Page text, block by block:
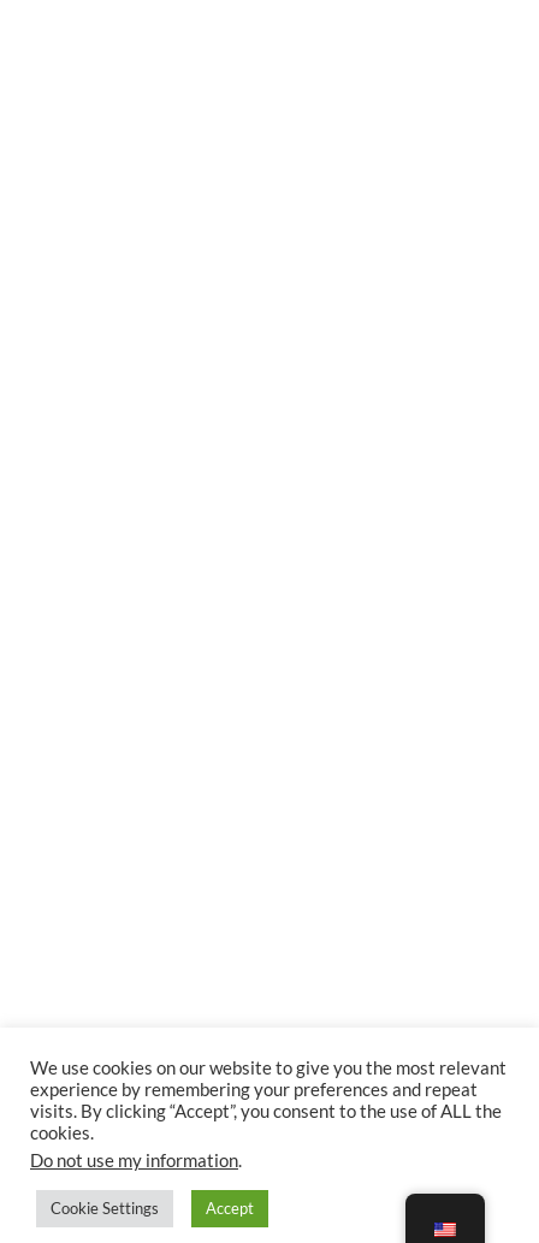
We use cookies on our website to give you the most relevant
experience by remembering your preferences and repeat
visits. By clicking “Accept”, you consent to the use of ALL the
cookies.
Do not use my information.
Cookie Settings Accept